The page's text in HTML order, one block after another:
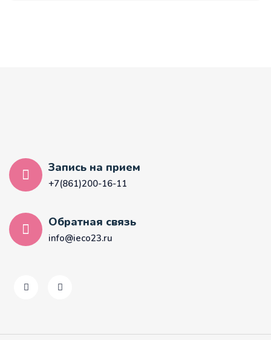
Запись на прием
+7(861)200-16-11
Обратная связь
info@ieco23.ru